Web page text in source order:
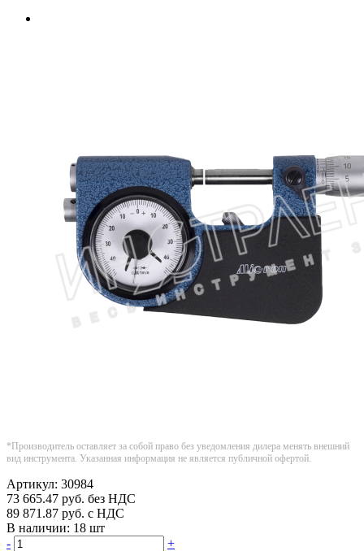
*Производитель оставляет за собой право без уведомления дилера менять внешний
вид инструмента. Указанная информация не является публичной офертой.
Артикул: 30984
73 665.47 руб. без НДС
89 871.87 руб. с НДС
В наличии: 18 шт
-
+